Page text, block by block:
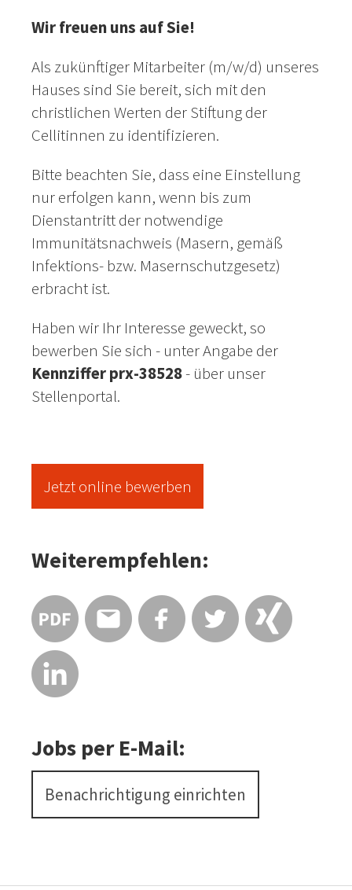
Wir freuen uns auf Sie!
Als zukünftiger Mitarbeiter (m/w/d) unseres
Hauses sind Sie bereit, sich mit den
christlichen Werten der Stiftung der
Cellitinnen zu identifizieren.
Bitte beachten Sie, dass eine Einstellung
nur erfolgen kann, wenn bis zum
Dienstantritt der notwendige
Immunitätsnachweis (Masern, gemäß
Infektions- bzw. Masernschutzgesetz)
erbracht ist.
Haben wir Ihr Interesse geweckt, so
bewerben Sie sich - unter Angabe der
Kennziffer prx-38528- über unser
Stellenportal.
Jetzt online bewerben
Weiterempfehlen:
Jobs per E-Mail:
Benachrichtigung einrichten